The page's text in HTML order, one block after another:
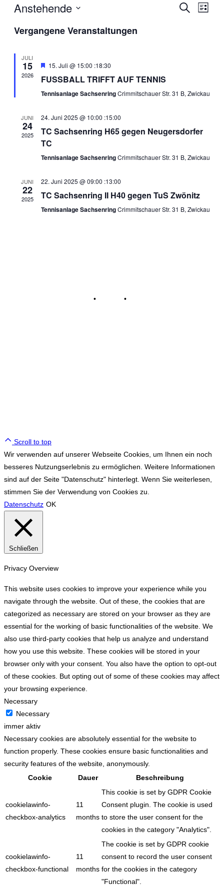
Suche
Liste
Anstehende
wählen.
Vergangene Veranstaltungen
JULI
15
2026
Hervorgehoben
15. Juli @ 15:00 :18:30
FUSSBALL TRIFFT AUF TENNIS
Tennisanlage SachsenringCrimmitschauer Str. 31 B, Zwickau
JUNI
24
2025
24. Juni 2025 @ 10:00 :15:00
TC Sachsenring H65 gegen Neugersdorfer
TC
Tennisanlage SachsenringCrimmitschauer Str. 31 B, Zwickau
JUNI
22
2025
22. Juni 2025 @ 09:00 :13:00
TC Sachsenring II H40 gegen TuS Zwönitz
Tennisanlage SachsenringCrimmitschauer Str. 31 B, Zwickau
• •
Scroll to top
Wir verwenden auf unserer Webseite Cookies, um Ihnen ein noch
besseres Nutzungserlebnis zu ermöglichen. Weitere Informationen
sind auf der Seite "Datenschutz" hinterlegt. Wenn Sie weiterlesen,
stimmen Sie der Verwendung von Cookies zu.
Datenschutz OK
Schließen
Privacy Overview
This website uses cookies to improve your experience while you
navigate through the website. Out of these, the cookies that are
categorized as necessary are stored on your browser as they are
essential for the working of basic functionalities of the website. We
also use third-party cookies that help us analyze and understand
how you use this website. These cookies will be stored in your
browser only with your consent. You also have the option to opt-out
of these cookies. But opting out of some of these cookies may affect
your browsing experience.
Necessary
Necessary
immer aktiv
Necessary cookies are absolutely essential for the website to
function properly. These cookies ensure basic functionalities and
security features of the website, anonymously.
Cookie
Dauer Beschreibung
cookielawinfo-
checkbox-analytics
11
months
This cookie is set by GDPR Cookie
Consent plugin. The cookie is used
to store the user consent for the
cookies in the category "Analytics".
cookielawinfo-
checkbox-functional
11
months
The cookie is set by GDPR cookie
consent to record the user consent
for the cookies in the category
"Functional".